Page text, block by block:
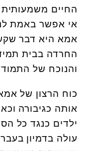
החיים
אי אפשר באמת
אמא היא דבר
החרדה בבית
והנוכח של
כוח הרצון של
אותה כגיבורה
ילדים כנגד כל
עולה בדמיון